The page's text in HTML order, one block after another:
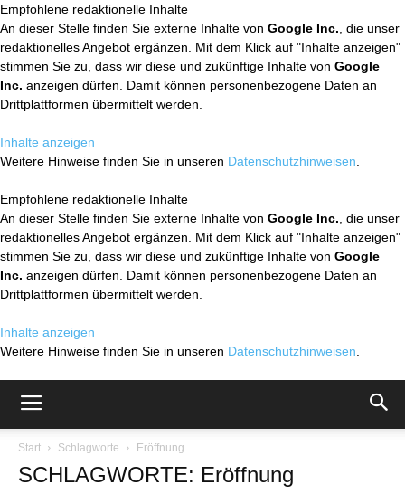
Empfohlene redaktionelle Inhalte
An dieser Stelle finden Sie externe Inhalte von Google Inc. , die unser
redaktionelles Angebot ergänzen. Mit dem Klick auf "Inhalte anzeigen"
stimmen Sie zu, dass wir diese und zukünftige Inhalte von Google
Inc. anzeigen dürfen. Damit können personenbezogene Daten an
Drittplattformen übermittelt werden.
Inhalte anzeigen
Weitere Hinweise finden Sie in unseren Datenschutzhinweisen
Empfohlene redaktionelle Inhalte
An dieser Stelle finden Sie externe Inhalte von Google Inc. , die unser
redaktionelles Angebot ergänzen. Mit dem Klick auf "Inhalte anzeigen"
stimmen Sie zu, dass wir diese und zukünftige Inhalte von Google
Inc. anzeigen dürfen. Damit können personenbezogene Daten an
Drittplattformen übermittelt werden.
Inhalte anzeigen
Weitere Hinweise finden Sie in unseren Datenschutzhinweisen
Start Schlagworte Eröffnung
SCHLAGWORTE: Eröffnung